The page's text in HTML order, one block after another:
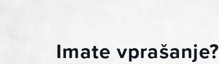
Imate vprašanje?